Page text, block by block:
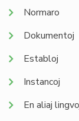
Normaro
Dokumentoj
Establoj
Instancoj
En aliaj